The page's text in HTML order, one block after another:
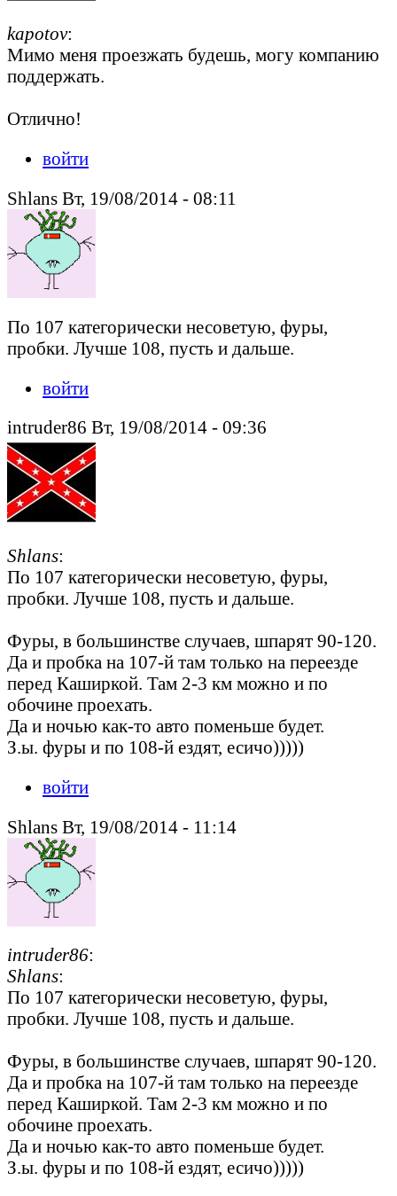
kapotov:
Мимо меня проезжать будешь, могу компанию
поддержать.
Отлично!
войти
Shlans Вт, 19/08/2014 - 08:11
По 107 категорически несоветую, фуры,
пробки. Лучше 108, пусть и дальше.
войти
intruder86 Вт, 19/08/2014 - 09:36
Shlans:
По 107 категорически несоветую, фуры,
пробки. Лучше 108, пусть и дальше.
Фуры, в большинстве случаев, шпарят 90-120.
Да и пробка на 107-й там только на переезде
перед Каширкой. Там 2-3 км можно и по
обочине проехать.
Да и ночью как-то авто поменьше будет.
З.ы. фуры и по 108-й ездят, есичо)))))
войти
Shlans Вт, 19/08/2014 - 11:14
intruder86:
Shlans:
По 107 категорически несоветую, фуры,
пробки. Лучше 108, пусть и дальше.
Фуры, в большинстве случаев, шпарят 90-120.
Да и пробка на 107-й там только на переезде
перед Каширкой. Там 2-3 км можно и по
обочине проехать.
Да и ночью как-то авто поменьше будет.
З.ы. фуры и по 108-й ездят, есичо)))))